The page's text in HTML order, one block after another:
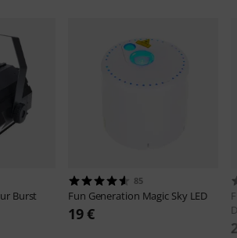
Burst
85
Fun Generation Magic Sky LED
19 €